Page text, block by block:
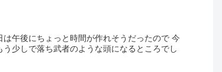
午後にちょっと時間が作れそうだったので 今
少しで落ち武者のような頭になるところでし